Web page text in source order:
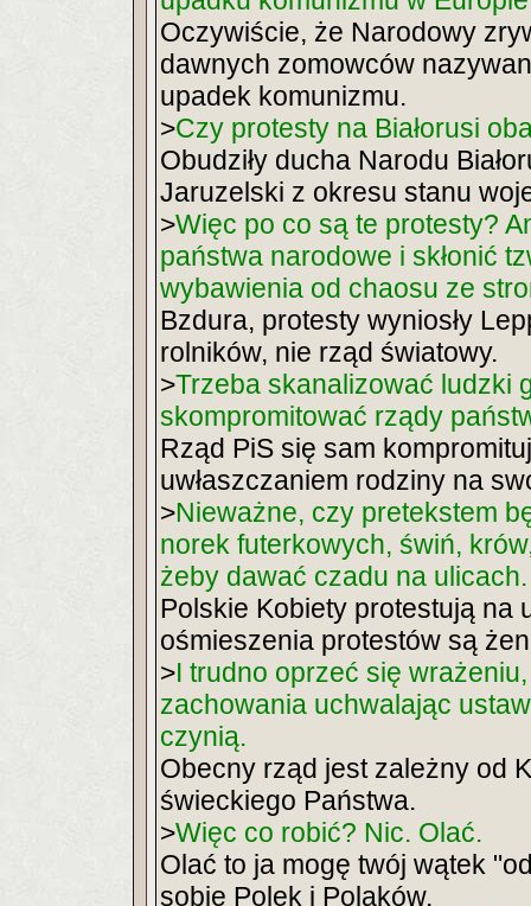
Oczywiście, że Narodowy
dawnych zomowców
upadek komunizmu.
>Czy protesty na Białorusi
Obudziły ducha Narodu
Jaruzelski z okresu stanu
>Więc po co są te protesty?
państwa narodowe i skłonić
wybawienia od chaosu ze
Bzdura, protesty wyniosły
rolników, nie rząd światowy.
>Trzeba skanalizować ludzki
skompromitować rządy
Rząd PiS się sam
uwłaszczaniem rodziny na
>Nieważne, czy pretekstem
norek futerkowych, świń,
żeby dawać czadu na ulicach.
Polskie Kobiety protestują na
ośmieszenia protestów są
>I trudno oprzeć się
zachowania uchwalając
czynią.
Obecny rząd jest zależny od
świeckiego Państwa.
>Więc co robić? Nic. Olać.
Olać to ja mogę twój wątek
sobie Polek i Polaków.